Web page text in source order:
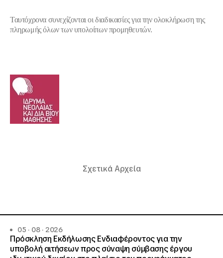
Ταυτόχρονα συνεχίζονται οι διαδικασίες για την ολοκλήρωση της
πληρωμής όλων των υπολοίπων προμηθευτών.
Σχετικά Αρχεία
05 · 08 · 2026
Πρόσκληση Εκδήλωσης Ενδιαφέροντος για την
υποβολή αιτήσεων προς σύναψη σύμβασης έργου